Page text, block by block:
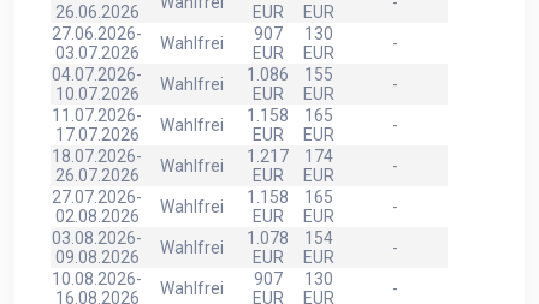
26.06.2026
EUR
EUR
27.06.2026-
03.07.2026
Wahlfrei
907
EUR
130
EUR
-
04.07.2026-
10.07.2026
Wahlfrei
1.086
EUR
155
EUR
-
11.07.2026-
17.07.2026
Wahlfrei
1.158
EUR
165
EUR
-
18.07.2026-
26.07.2026
Wahlfrei
1.217
EUR
174
EUR
-
27.07.2026-
02.08.2026
Wahlfrei
1.158
EUR
165
EUR
-
03.08.2026-
09.08.2026
Wahlfrei
1.078
EUR
154
EUR
-
10.08.2026-
16.08.2026
Wahlfrei
907
EUR
130
EUR
-